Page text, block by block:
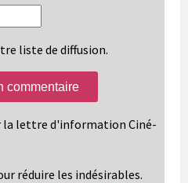
liste de diffusion.
la lettre d'information Ciné-
réduire les indésirables.